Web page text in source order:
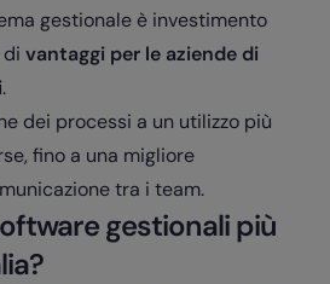
gestionale è investimento
vantaggi per le aziende di
.
dei processi a un utilizzo più
fino a una migliore
tra i team.
gestionali più